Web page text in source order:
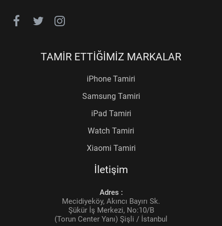
TAMİR ETTİĞİMİZ MARKALAR
iPhone Tamiri
Samsung Tamiri
iPad Tamiri
Watch Tamiri
Xiaomi Tamiri
İletişim
Adres :
Mecidiyeköy, Akıncı Bayırı Sk.
Şükür İş Merkezi, No:10/B
(Torun Center Yanı) Şişli / İstanbul